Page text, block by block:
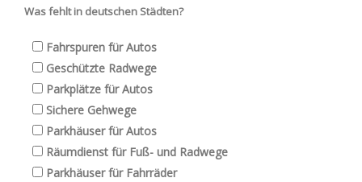
Was fehlt in deutschen Städten?
Fahrspuren für Autos
Geschützte Radwege
Parkplätze für Autos
Sichere Gehwege
Parkhäuser für Autos
Räumdienst für Fuß- und Radwege
Parkhäuser für Fahrräder